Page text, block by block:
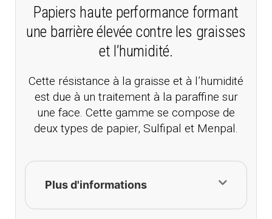
Papiers haute performance formant
une barrière élevée contre les graisses
et l’humidité.
Cette résistance à la graisse et à l’humidité
est due à un traitement à la paraffine sur
une face. Cette gamme se compose de
deux types de papier, Sulfipal et Menpal.
Plus d'informations